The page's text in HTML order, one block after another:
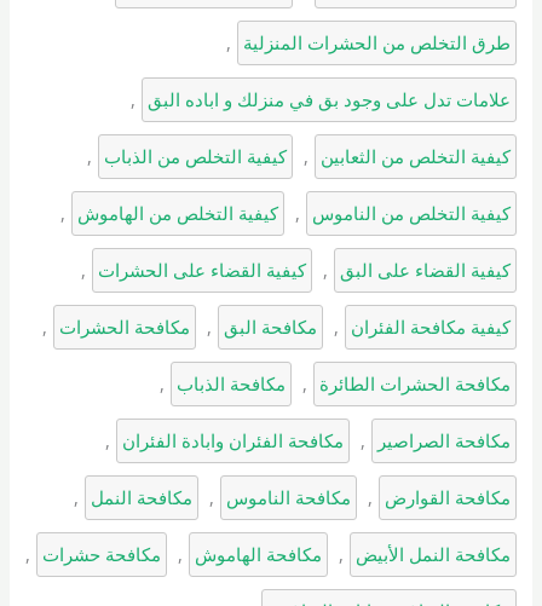
طرق التخلص من الحشرات المنزلية ,
علامات تدل على وجود بق في منزلك و اباده البق ,
كيفية التخلص من الثعابين , كيفية التخلص من الذباب ,
كيفية التخلص من الناموس , كيفية التخلص من الهاموش ,
كيفية القضاء على البق , كيفية القضاء على الحشرات ,
كيفية مكافحة الفئران , مكافحة البق , مكافحة الحشرات ,
مكافحة الحشرات الطائرة , مكافحة الذباب ,
مكافحة الصراصير , مكافحة الفئران وابادة الفئران ,
مكافحة القوارض , مكافحة الناموس , مكافحة النمل ,
مكافحة النمل الأبيض , مكافحة الهاموش , مكافحة حشرات ,